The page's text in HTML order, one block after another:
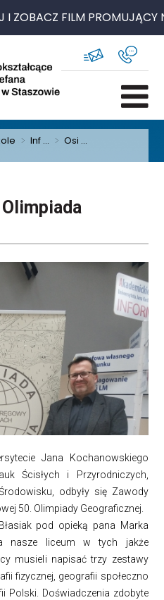
I ZOBACZ FILM PROMUJĄCY
> Inf ... > Osi ...
Jana Kochanowskiego
Ścisłych i Przyrodniczych,
odbyły się Zawody
50. Olimpiady Geograficznej.
pod opieką pana Marka
nasze liceum w tych jakże
musieli napisać trzy zestawy
fizycznej, geografii społeczno
Polski. Doświadczenia zdobyte